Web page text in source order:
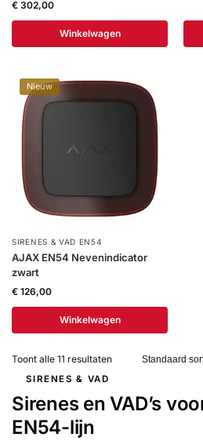
€ 302,00
Winkelwagen
Nieuw
SIRENES & VAD EN54
AJAX EN54 Nevenindicator
zwart
€ 126,00
Winkelwagen
Toont alle 11 resultaten
SIRENES & VAD
Sirenes en VAD’s
EN54-lijn